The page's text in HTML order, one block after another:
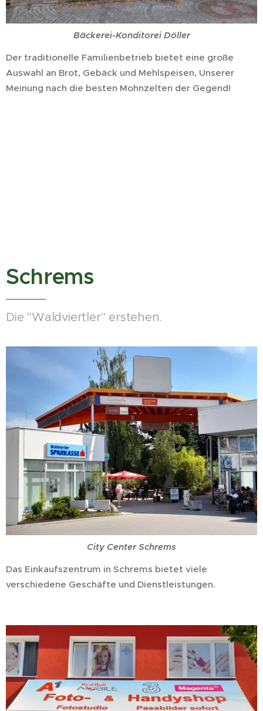
Bäckerei-Konditorei Döller
Der traditionelle Familienbetrieb bietet eine große
Auswahl an Brot, Gebäck und Mehlspeisen, Unserer
Meinung nach die besten Mohnzelten der Gegend!
Schrems
Die "Waldviertler" erstehen.
City Center Schrems
Das Einkaufszentrum in Schrems bietet viele
verschiedene Geschäfte und Dienstleistungen.